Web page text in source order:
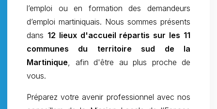
l’emploi ou en formation des demandeurs
d’emploi martiniquais. Nous sommes présents
dans 12 lieux d'accueil répartis sur les 11
communes du territoire sud de la
Martinique, afin d'être au plus proche de
vous.
Préparez votre avenir professionnel avec nos